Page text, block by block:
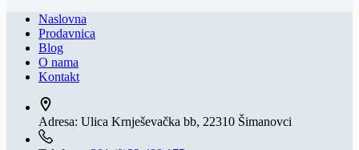
Naslovna
Prodavnica
Blog
O nama
Kontakt
Adresa: Ulica Krnješevačka bb, 22310 Šimanovci